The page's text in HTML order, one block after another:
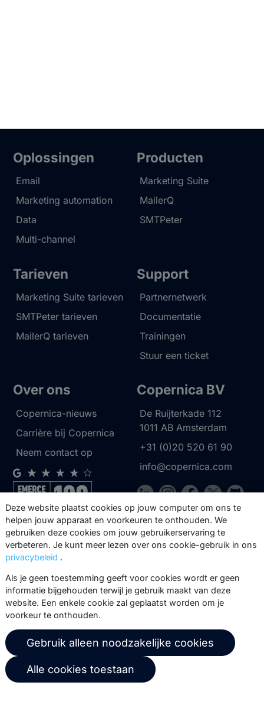
Oplossingen
Email
Marketing automation
Data
Multi-channel
Producten
Marketing Suite
MailerQ
SMTPeter
Tarieven
Marketing Suite tarieven
SMTPeter tarieven
MailerQ tarieven
Support
Partnernetwerk
Documentatie
Trainingen
Stuur een ticket
Over ons
Copernica-nieuws
Carrière bij Copernica
Neem contact op
Copernica BV
De Ruijterkade 112
1011 AB Amsterdam
+31 (0)20 520 61 90
info@copernica.com
Via onze nieuwsbrief blijf je op de
hoogte van onze product updates,
events, webinars, best practices en
whitepapers.
Abonneer
© 2026 Copernica B.V.
Algemene voorwaarden
Deze website plaatst cookies op jouw computer om ons te
helpen jouw apparaat en voorkeuren te onthouden. We
gebruiken deze cookies om jouw gebruikerservaring te
verbeteren. Je kunt meer lezen over ons cookie-gebruik in ons
privacybeleid .
Als je geen toestemming geeft voor cookies wordt er geen
informatie bijgehouden terwijl je gebruik maakt van deze
website. Een enkele cookie zal geplaatst worden om je
voorkeur te onthouden.
Gebruik alleen noodzakelijke cookies
Alle cookies toestaan